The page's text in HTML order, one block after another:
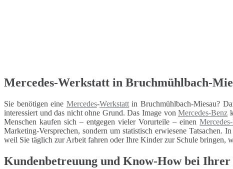
Mercedes-Werkstatt in Bruchmühlbach-
Sie benötigen eine Mercedes-Werkstattin Bruchmühlbach-Miesau?
interessiert und das nicht ohne Grund. Das Image vonMercedes-Benz
Menschen kaufen sich – entgegen vieler Vorurteile – einen
Marketing-Versprechen, sondern um statistisch erwiesene Tatsachen.
weil Sie täglich zur Arbeit fahren oder Ihre Kinder zur Schule bringen,
Kundenbetreuung und Know-How bei